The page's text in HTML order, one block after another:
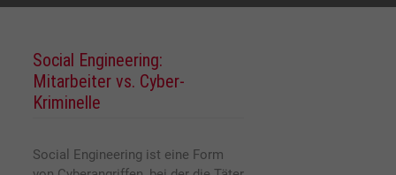
Social Engineering:
Mitarbeiter vs. Cyber-
Kriminelle
Social Engineering ist eine Form